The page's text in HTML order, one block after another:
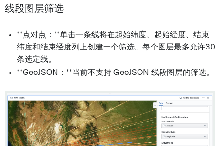
线段图层筛选
**点对点：**单击一条线将在起始纬度、起始经度、结束
纬度和结束经度列上创建一个筛选。每个图层最多允许30
条选定线。
**GeoJSON：**当前不支持 GeoJSON 线段图层的筛选。